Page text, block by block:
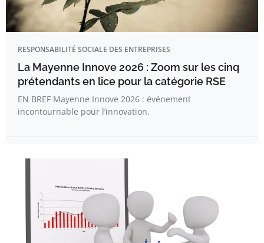
RESPONSABILITÉ SOCIALE DES ENTREPRISES
La Mayenne Innove 2026 : Zoom sur les cinq
prétendants en lice pour la catégorie RSE
EN BREF Mayenne Innove 2026 : événement
incontournable pour l’innovation.